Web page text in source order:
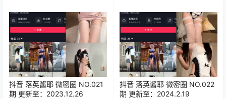
抖音 落英酱耶 微密圈 NO.021
期 更新至：2023.12.26
抖音 落英酱耶 微密圈 NO.022
期 更新至：2024.2.19